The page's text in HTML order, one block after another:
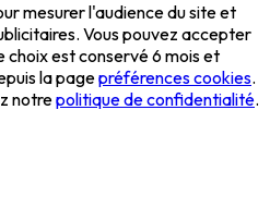
mesurer l'audience du site et
Vous pouvez accepter
choix est conservé 6 mois et
la pagepréférences cookies.
notrepolitique de confidentialité.